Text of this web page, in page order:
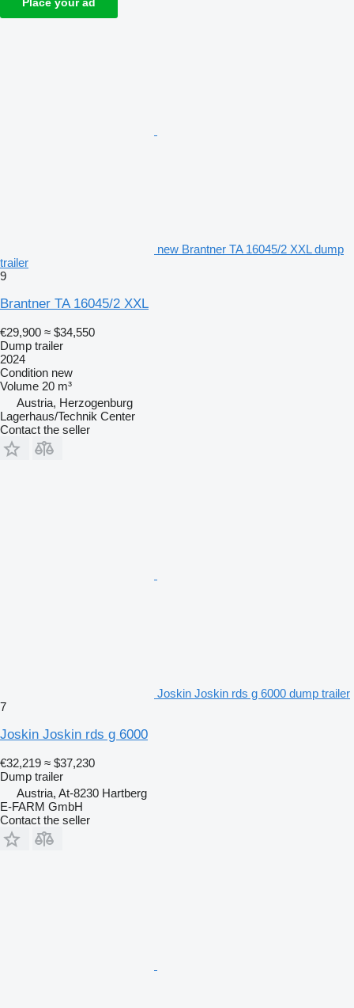
new Brantner TA 16045/2 XXL dump
trailer
9
Brantner TA 16045/2 XXL
€29,900 ≈ $34,550
Dump trailer
2024
Condition new
Volume 20 m³
Austria, Herzogenburg
Lagerhaus/Technik Center
Contact the seller
Joskin Joskin rds g 6000 dump trailer
7
Joskin Joskin rds g 6000
€32,219 ≈ $37,230
Dump trailer
Austria, At-8230 Hartberg
E-FARM GmbH
Contact the seller